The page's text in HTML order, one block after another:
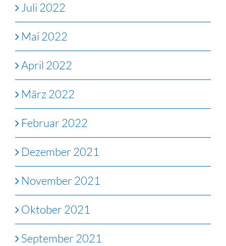
Juli 2022
Mai 2022
April 2022
März 2022
Februar 2022
Dezember 2021
November 2021
Oktober 2021
September 2021